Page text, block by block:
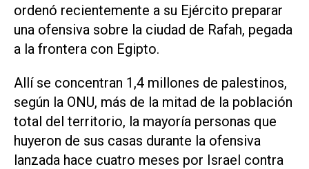
ordenó recientemente a su Ejército preparar
una ofensiva sobre la ciudad de Rafah, pegada
a la frontera con Egipto.
Allí se concentran 1,4 millones de palestinos,
según la ONU, más de la mitad de la población
total del territorio, la mayoría personas que
huyeron de sus casas durante la ofensiva
lanzada hace cuatro meses por Israel contra